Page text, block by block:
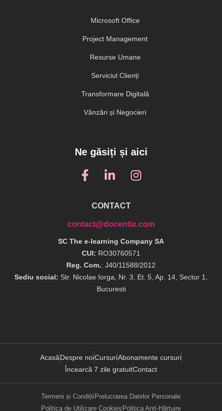
Microsoft Office
Project Management
Resurse Umane
Serviciul Clienți
Transformare Digitală
Vânzări și Negocieri
Ne găsiți și aici
CONTACT
contact@docentix.com
SC The e-learning Company SA
CUI: RO30760571
Reg. Com.: J40/11588/2012
Sediu social: Str. Nicolae Iorga, Nr. 3, Et. 5, Ap. 14, Sector 1,
Bucuresti
AcasăDespre noiCursuriAbonamente cursuri
Încearcă 7 zile gratuitContact
Termeni și Condiții Prelucrarea Datelor Personale
Politica de Utilizare Cookies Politica Anti-Hărțuire